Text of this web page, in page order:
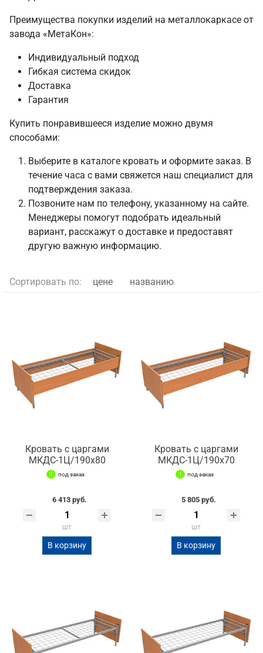
Преимущества покупки изделий на металлокаркасе от
завода «МетаКон»:
Индивидуальный подход
Гибкая система скидок
Доставка
Гарантия
Купить понравившееся изделие можно двумя
способами:
Выберите в каталоге кровать и оформите заказ. В
течение часа с вами свяжется наш специалист для
подтверждения заказа.
Позвоните нам по телефону, указанному на сайте.
Менеджеры помогут подобрать идеальный
вариант, расскажут о доставке и предоставят
другую важную информацию.
Сортировать по: цене названию
Кровать с царгами
МКДС-1Ц/190х80
под заказ
6 413 руб.
шт
В корзину
Кровать с царгами
МКДС-1Ц/190х70
под заказ
5 805 руб.
шт
В корзину